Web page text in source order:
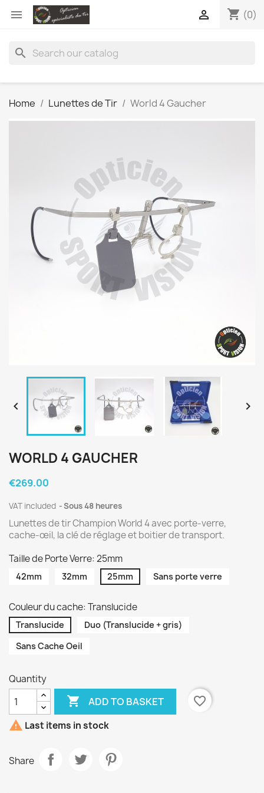
 shopping_cart (0)

search
Home Lunettes de Tir World 4 Gaucher
 
WORLD 4 GAUCHER
€269.00
VAT included Sous 48 heures
Lunettes de tir Champion World 4 avec porte-verre,
cache-œil, la clé de réglage et boitier de transport.
Taille de Porte Verre: 25mm
42mm 32mm 25mm Sans porte verre
Couleur du cache: Translucide
Translucide
Duo (Translucide + gris)
Sans Cache Oeil
Quantity
 ADD TO BASKET
favorite_border
 Last items in stock
Share